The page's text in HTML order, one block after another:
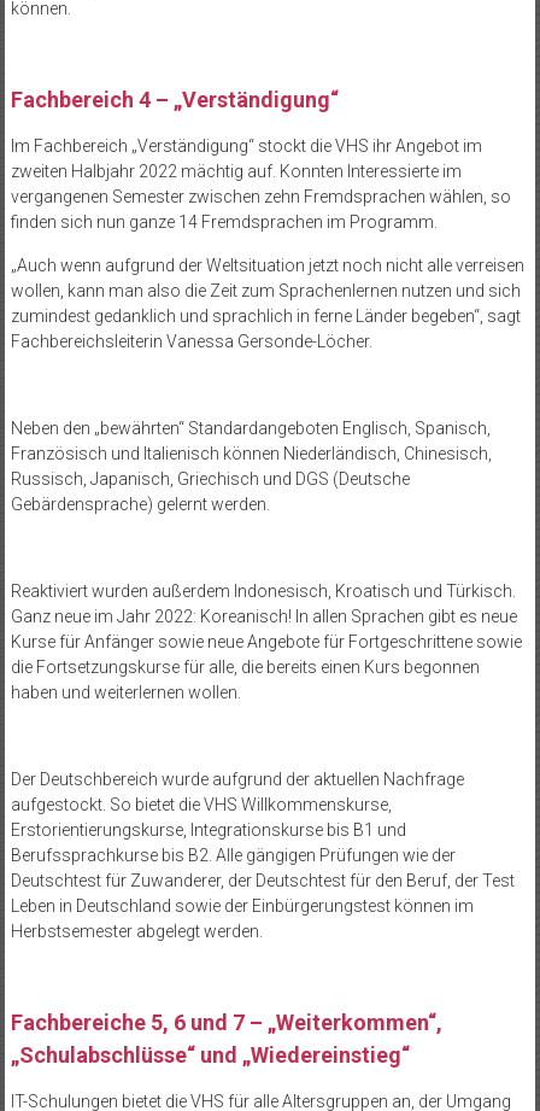
können.
Fachbereich 4 – „Verständigung“
Im Fachbereich „Verständigung“ stockt die VHS ihr Angebot im
zweiten Halbjahr 2022 mächtig auf. Konnten Interessierte im
vergangenen Semester zwischen zehn Fremdsprachen wählen, so
finden sich nun ganze 14 Fremdsprachen im Programm.
„Auch wenn aufgrund der Weltsituation jetzt noch nicht alle verreisen
wollen, kann man also die Zeit zum Sprachenlernen nutzen und sich
zumindest gedanklich und sprachlich in ferne Länder begeben“, sagt
Fachbereichsleiterin Vanessa Gersonde-Löcher.
Neben den „bewährten“ Standardangeboten Englisch, Spanisch,
Französisch und Italienisch können Niederländisch, Chinesisch,
Russisch, Japanisch, Griechisch und DGS (Deutsche
Gebärdensprache) gelernt werden.
Reaktiviert wurden außerdem Indonesisch, Kroatisch und Türkisch.
Ganz neue im Jahr 2022: Koreanisch! In allen Sprachen gibt es neue
Kurse für Anfänger sowie neue Angebote für Fortgeschrittene sowie
die Fortsetzungskurse für alle, die bereits einen Kurs begonnen
haben und weiterlernen wollen.
Der Deutschbereich wurde aufgrund der aktuellen Nachfrage
aufgestockt. So bietet die VHS Willkommenskurse,
Erstorientierungskurse, Integrationskurse bis B1 und
Berufssprachkurse bis B2. Alle gängigen Prüfungen wie der
Deutschtest für Zuwanderer, der Deutschtest für den Beruf, der Test
Leben in Deutschland sowie der Einbürgerungstest können im
Herbstsemester abgelegt werden.
Fachbereiche 5, 6 und 7 – „Weiterkommen“,
„Schulabschlüsse“ und „Wiedereinstieg“
IT-Schulungen bietet die VHS für alle Altersgruppen an, der Umgang